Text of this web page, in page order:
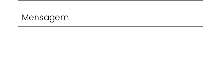
Mensagem